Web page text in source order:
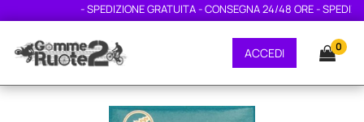
- SPEDIZIONE GRATUITA - CONSEGNA 24/48 ORE -
ACCEDI 0